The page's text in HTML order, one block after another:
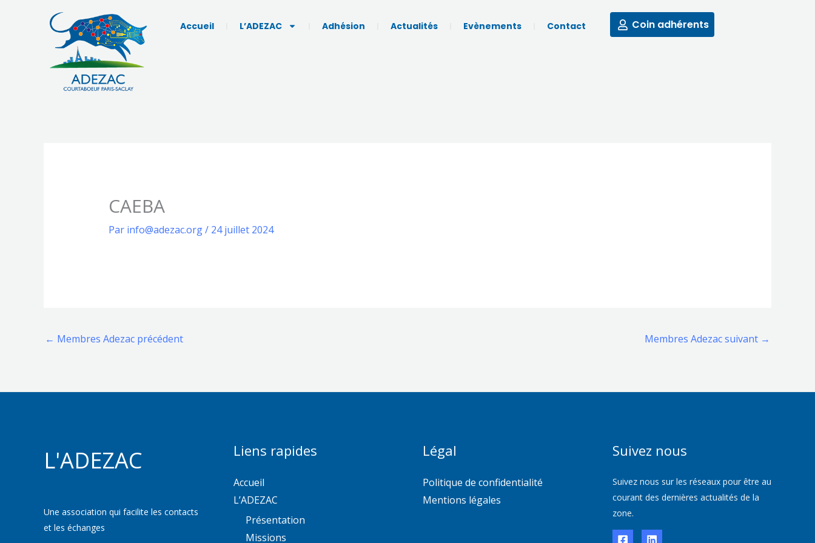
Accueil L’ADEZAC Adhésion Actualités Evènements Contact Coin adhérents
CAEBA
Par info@adezac.org/ 24 juillet 2024
← Membres Adezac précédent Membres Adezac suivant →
L'ADEZAC
Une association qui facilite les contacts
et les échanges
Liens rapides
Accueil
L’ADEZAC
Présentation
Missions
Légal
Politique de confidentialité
Mentions légales
Suivez nous
Suivez nous sur les réseaux pour être au
courant des dernières actualités de la
zone.